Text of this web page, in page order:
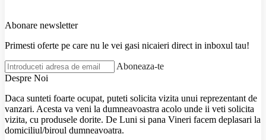
Abonare newsletter
Primesti oferte pe care nu le vei gasi nicaieri direct in inboxul tau!
Aboneaza-te
Despre Noi
Daca sunteti foarte ocupat, puteti solicita vizita unui reprezentant de
vanzari. Acesta va veni la dumneavoastra acolo unde ii veti solicita
vizita, cu produsele dorite. De Luni si pana Vineri facem deplasari la
domiciliul/biroul dumneavoatra.